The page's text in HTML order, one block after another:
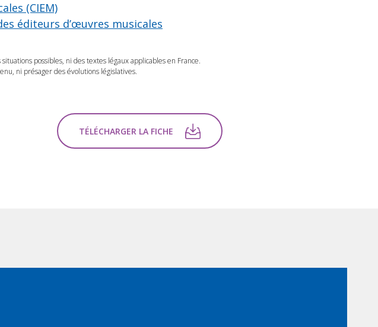
(CIEM)
éditeurs d’œuvres musicales
possibles, ni des textes légaux applicables en France.
ni présager des évolutions législatives.
TÉLÉCHARGER LA FICHE